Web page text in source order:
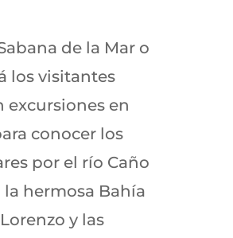
de la Mar o
los visitantes
excursiones en
conocer los
por el río Caño
la hermosa Bahía
y las